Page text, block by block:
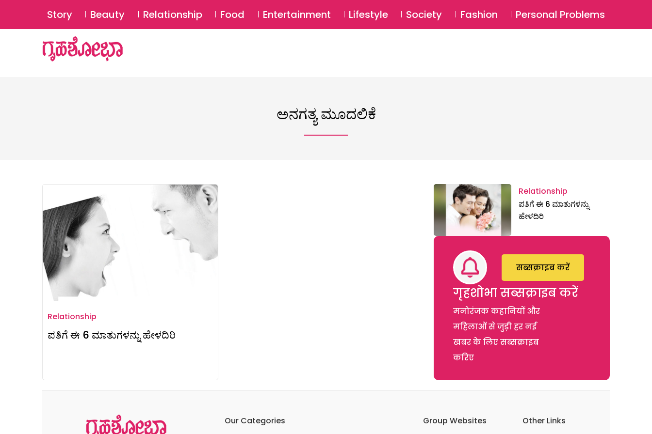
SUBSCRIBE Login ⚲
Story Beauty Relationship Food Entertainment Lifestyle Society Fashion Personal Problems
ಅನಗತ್ಯ ಮೂದಲಿಕೆ
Relationship
ಪತಿಗೆ ಈ 6 ಮಾತುಗಳನ್ನು ಹೇಳದಿರಿ
Relationship
ಪತಿಗೆ ಈ 6 ಮಾತುಗಳನ್ನು
ಹೇಳದಿರಿ
गृहशोभा सब्सक्राइब करें
मनोरंजक कहानियों और
महिलाओं से जुड़ी हर नई
खबर के लिए सब्सक्राइब
करिए
सब्सक्राइब करें
Our Categories Group Websites Other Links